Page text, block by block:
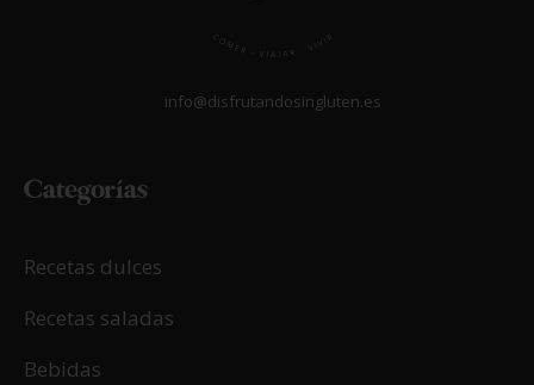
info@disfrutandosingluten.es
Categorías
Recetas dulces
Recetas saladas
Bebidas